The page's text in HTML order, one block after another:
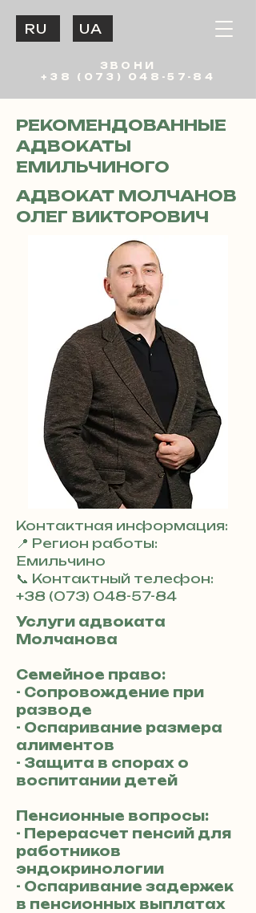
ЗВОНИ
+38 (073) 048-57-84
UA
RU
РЕКОМЕНДОВАННЫЕ
АДВОКАТЫ
ЕМИЛЬЧИНОГО
АДВОКАТ МОЛЧАНОВ
ОЛЕГ ВИКТОРОВИЧ
Контактная информация:
📍 Регион работы:
Емильчино
📞 Контактный телефон:
+38 (073) 048-57-84
Услуги адвоката
Молчанова
Семейное право:
- Сопровождение при
разводе
- Оспаривание размера
алиментов
- Защита в спорах о
воспитании детей
Пенсионные вопросы:
- Перерасчет пенсий для
работников
эндокринологии
- Оспаривание задержек
в пенсионных выплатах